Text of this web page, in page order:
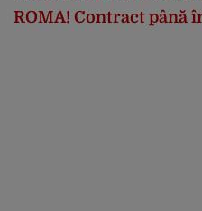
ROMA! Contract până